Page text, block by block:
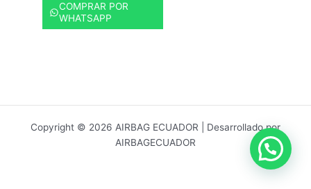
COMPRAR POR
WHATSAPP
Copyright © 2026 AIRBAG ECUADOR | Desarrollado por
AIRBAGECUADOR